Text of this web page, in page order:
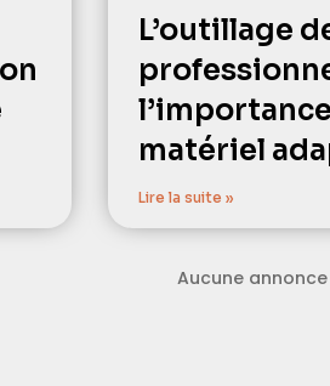
L’outillage
matériel
Lire la suite »
Aucune